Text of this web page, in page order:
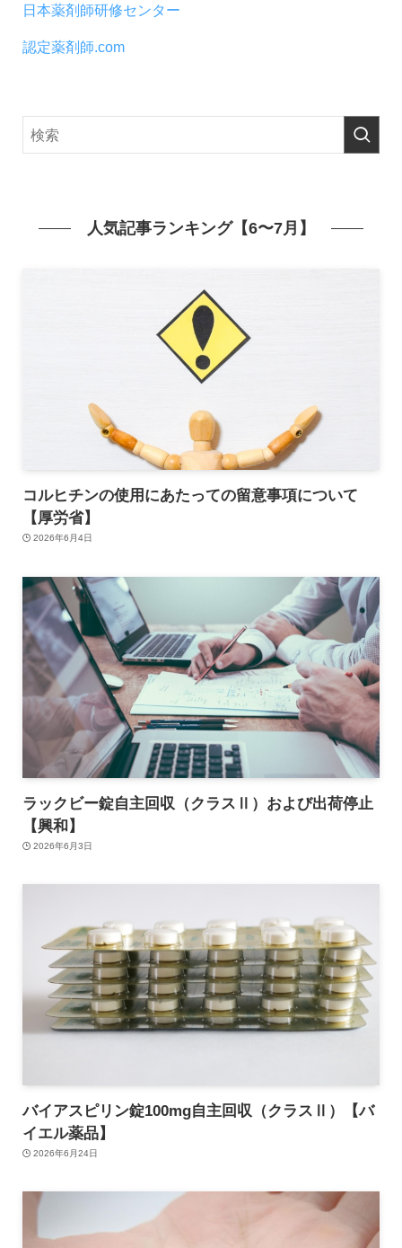
日本薬剤師研修センター
認定薬剤師.com
人気記事ランキング【6〜7月】
コルヒチンの使用にあたっての留意事項について
【厚労省】
2026年6月4日
ラックビー錠自主回収（クラスⅡ）および出荷停止
【興和】
2026年6月3日
バイアスピリン錠100mg自主回収（クラスⅡ）【バ
イエル薬品】
2026年6月24日